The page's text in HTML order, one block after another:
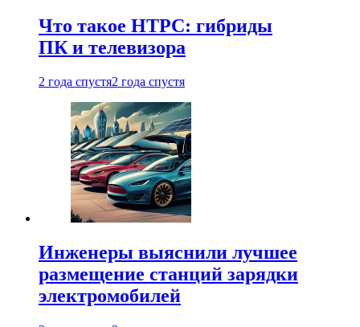
Что такое HTPC: гибриды
ПК и телевизора
2 года спустя2 года спустя
Инженеры выяснили лучшее
размещение станций зарядки
электромобилей